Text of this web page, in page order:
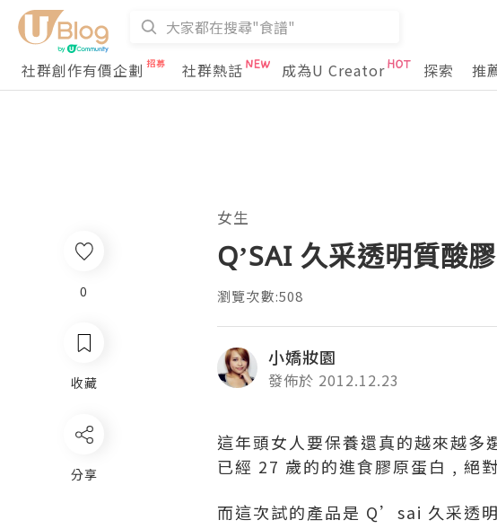
社群創作有價企劃
社群熱話 成為U Creator 探索 推
女生
Q’SAI 久采透明質酸
瀏覽次數:508
小嬌妝園
發佈於 2012.12.23
這年頭女人要保養還真的越來越多
已經 27 歲的的進食膠原蛋白 , 絕
而這次試的產品是 Q’sai 久采透
0
收藏
分享